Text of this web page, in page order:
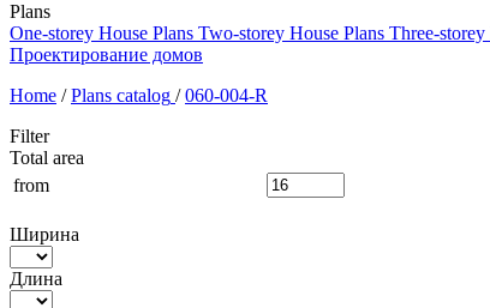
Plans
One-storey House Plans Two-storey House Plans Three-storey
Проектирование домов
Home / Plans catalog / 060-004-R
Filter
Total area
from
Ширина
Длина